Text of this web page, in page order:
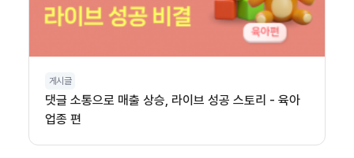
게시글
댓글 소통으로 매출 상승, 라이브 성공 스토리 - 육아
업종 편